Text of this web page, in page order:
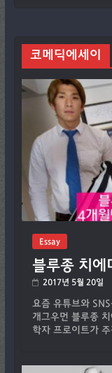
코메딕에세이
Essay
블루종 치에
2017년 5월 20일
요즘 유튜브와
개그우먼 블루종
학자 프로이트가